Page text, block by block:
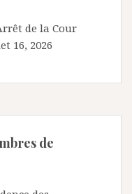
de la Cour
16, 2026
de